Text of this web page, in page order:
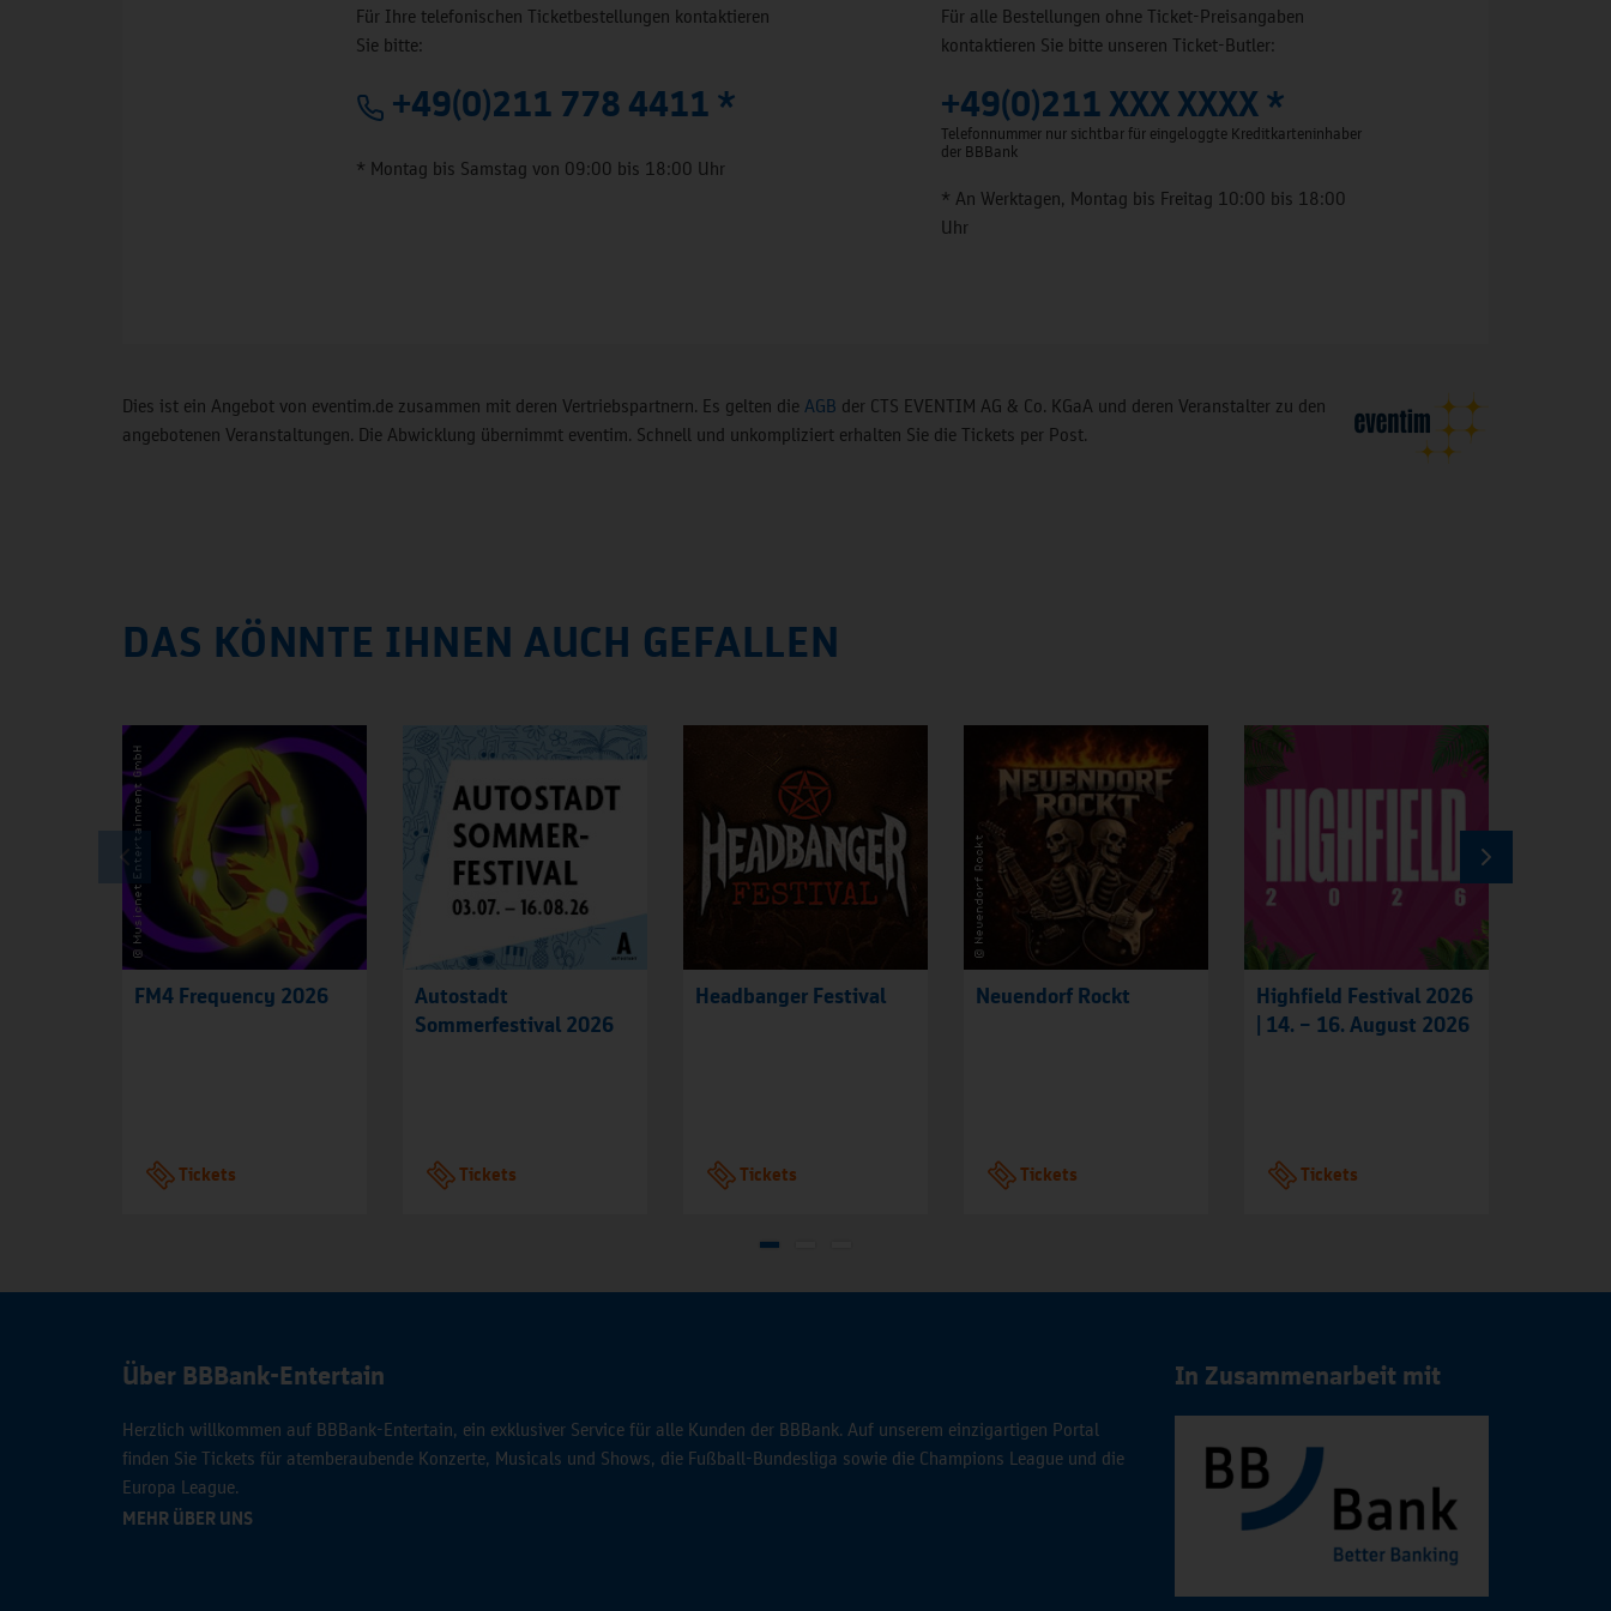
Für Ihre telefonischen Ticketbestellungen kontaktieren
Sie bitte:
+49(0)211 778 4411 *
* Montag bis Samstag von 09:00 bis 18:00 Uhr
Für alle Bestellungen ohne Ticket-Preisangaben
kontaktieren Sie bitte unseren Ticket-Butler:
+49(0)211 XXX XXXX *
Telefonnummer nur sichtbar für eingeloggte Kreditkarteninhaber
der BBBank
* An Werktagen, Montag bis Freitag 10:00 bis 18:00
Uhr
Dies ist ein Angebot von eventim.de zusammen mit deren Vertriebspartnern. Es gelten die AGB der CTS EVENTIM AG & Co. KGaA und deren Veranstalter zu den
angebotenen Veranstaltungen. Die Abwicklung übernimmt eventim. Schnell und unkompliziert erhalten Sie die Tickets per Post.
DAS KÖNNTE IHNEN AUCH GEFALLEN
FM4 Frequency 2026
Tickets
Autostadt
Sommerfestival 2026
Tickets
Headbanger Festival
Tickets
Neuendorf Rockt
Tickets
Highfield Festival 2026
| 14. – 16. August 2026
Tickets
Über BBBank-Entertain
Herzlich willkommen auf BBBank-Entertain, ein exklusiver Service für alle Kunden der BBBank. Auf unserem einzigartigen Portal
finden Sie Tickets für atemberaubende Konzerte, Musicals und Shows, die Fußball-Bundesliga sowie die Champions League und die
Europa League.
MEHR ÜBER UNS
In Zusammenarbeit mit